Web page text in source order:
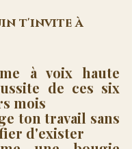
t'invite à
à voix haute
de ces six
mois
ton travail sans
d'exister